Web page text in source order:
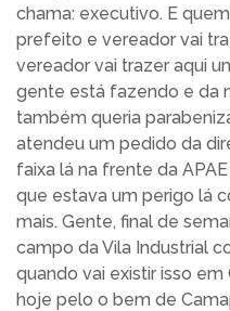
chama: executivo. E
prefeito e vereador vai
vereador vai trazer aqui
gente está fazendo e da
também queria
atendeu um pedido da
faixa lá na frente da
que estava um perigo lá
mais. Gente, final de
campo da Vila Industrial
quando vai existir isso
hoje pelo o bem de